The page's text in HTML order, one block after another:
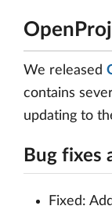
We released
contains
updating to
Bug fixes
Fixed: